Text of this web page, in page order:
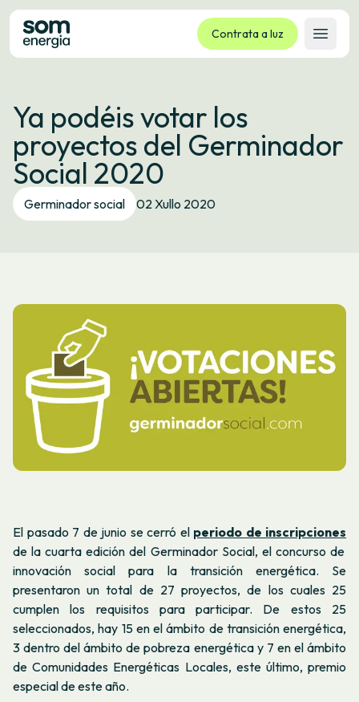
Contrata a luz
Abrir
Tarifas
Servizos
Empresas
La cooperativa
Contacto
Ya podéis votar los
proyectos del Germinador
Social 2020
Germinador social 02 Xullo 2020
El pasado 7 de junio se cerró el periodo de inscripciones
de la cuarta edición del Germinador Social, el concurso de
innovación social para la transición energética. Se
presentaron un total de 27 proyectos, de los cuales 25
cumplen los requisitos para participar. De estos 25
seleccionados, hay 15 en el ámbito de transición energética,
3 dentro del ámbito de pobreza energética y 7 en el ámbito
de Comunidades Energéticas Locales, este último, premio
especial de este año.